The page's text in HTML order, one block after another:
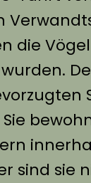
die
sind sie